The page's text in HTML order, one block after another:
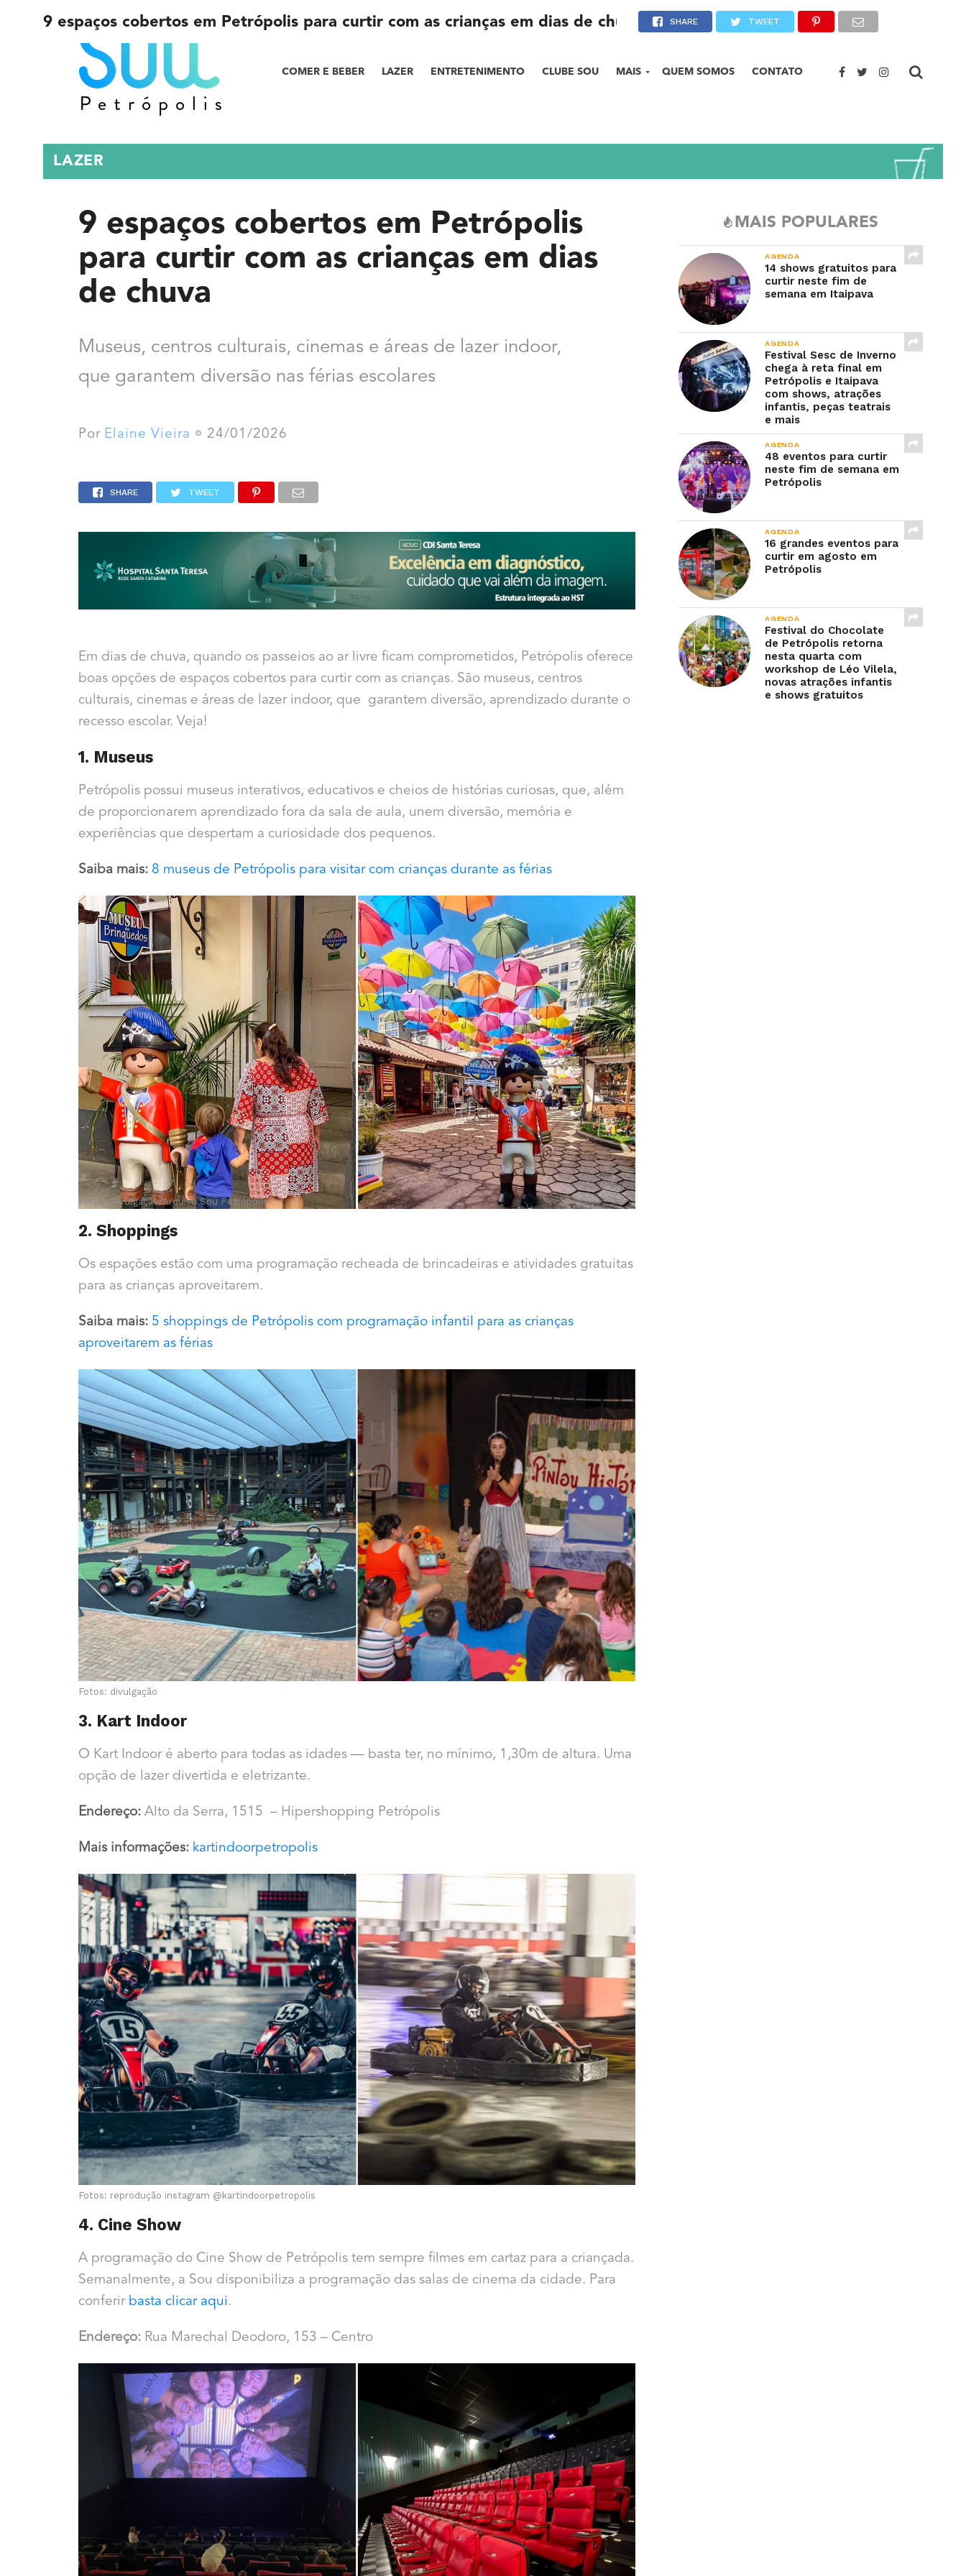
COMER E BEBER LAZER ENTRETENIMENTO CLUBE SOU MAIS QUEM SOMOS CONTATO
9 espaços cobertos em Petrópolis para curtir com as crianças em dias de chuva SHARE TWEET
LAZER
9 espaços cobertos em Petrópolis
para curtir com as crianças em dias
de chuva
Museus, centros culturais, cinemas e áreas de lazer indoor,
que garantem diversão nas férias escolares
Por Elaine Vieira 24/01/2026
SHARE TWEET
Em dias de chuva, quando os passeios ao ar livre ficam comprometidos, Petrópolis oferece
boas opções de espaços cobertos para curtir com as crianças. São museus, centros
culturais, cinemas e áreas de lazer indoor, que garantem diversão, aprendizado durante o
recesso escolar. Veja!
1. Museus
Petrópolis possui museus interativos, educativos e cheios de histórias curiosas, que, além
de proporcionarem aprendizado fora da sala de aula, unem diversão, memória e
experiências que despertam a curiosidade dos pequenos.
Saiba mais: 8 museus de Petrópolis para visitar com crianças durante as férias
Fotos: Divulgação/Arquivo Sou Petrópolis
2. Shoppings
Os espações estão com uma programação recheada de brincadeiras e atividades gratuitas
para as crianças aproveitarem.
Saiba mais: 5 shoppings de Petrópolis com programação infantil para as crianças
aproveitarem as férias
Fotos: divulgação
3. Kart Indoor
O Kart Indoor é aberto para todas as idades — basta ter, no mínimo, 1,30m de altura. Uma
opção de lazer divertida e eletrizante.
Endereço: Alto da Serra, 1515 – Hipershopping Petrópolis
Mais informações: kartindoorpetropolis
Fotos: reprodução instagram @kartindoorpetropolis
4. Cine Show
A programação do Cine Show de Petrópolis tem sempre filmes em cartaz para a criançada.
Semanalmente, a Sou disponibiliza a programação das salas de cinema da cidade. Para
conferir basta clicar aqui .
Endereço: Rua Marechal Deodoro, 153 – Centro
MAIS POPULARES
AGENDA
14 shows gratuitos para
curtir neste fim de
semana em Itaipava
AGENDA
Festival Sesc de Inverno
chega à reta final em
Petrópolis e Itaipava
com shows, atrações
infantis, peças teatrais
e mais
AGENDA
48 eventos para curtir
neste fim de semana em
Petrópolis
AGENDA
16 grandes eventos para
curtir em agosto em
Petrópolis
AGENDA
Festival do Chocolate
de Petrópolis retorna
nesta quarta com
workshop de Léo Vilela,
novas atrações infantis
e shows gratuitos